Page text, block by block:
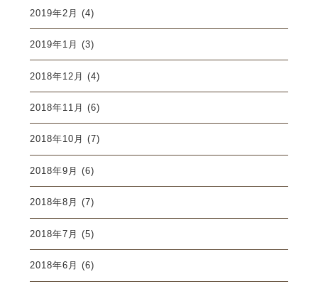
2019年2月 (4)
2019年1月 (3)
2018年12月 (4)
2018年11月 (6)
2018年10月 (7)
2018年9月 (6)
2018年8月 (7)
2018年7月 (5)
2018年6月 (6)